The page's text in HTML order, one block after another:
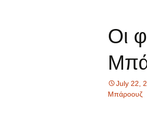
Οι
July 22,
Μπάροουζ